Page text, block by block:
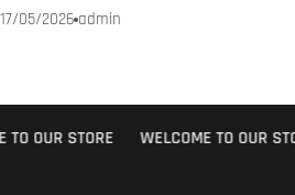
17/05/2026 admin
OUR STORE WELCOME TO OUR